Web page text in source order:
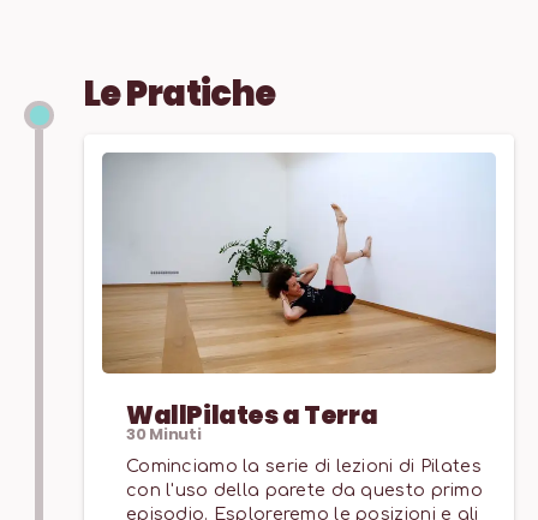
Le Pratiche
WallPilates a Terra
30Minuti
Cominciamo la serie di lezioni di Pilates
con l'uso della parete da questo primo
episodio. Esploreremo le posizioni e gli